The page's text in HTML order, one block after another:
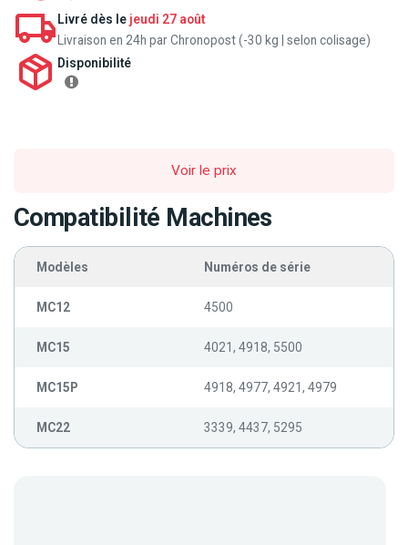
Livré dès le jeudi 27 août
Livraison en 24h par Chronopost (-30 kg | selon colisage)
Disponibilité
Voir le prix
Compatibilité Machines
Modèles Numéros de série
MC12 4500
MC15 4021, 4918, 5500
MC15P 4918, 4977, 4921, 4979
MC22 3339, 4437, 5295